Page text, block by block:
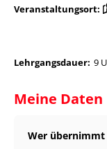
Veranstaltungsort:
Lehrgangsdauer: 9
Meine Daten
Wer übernimmt